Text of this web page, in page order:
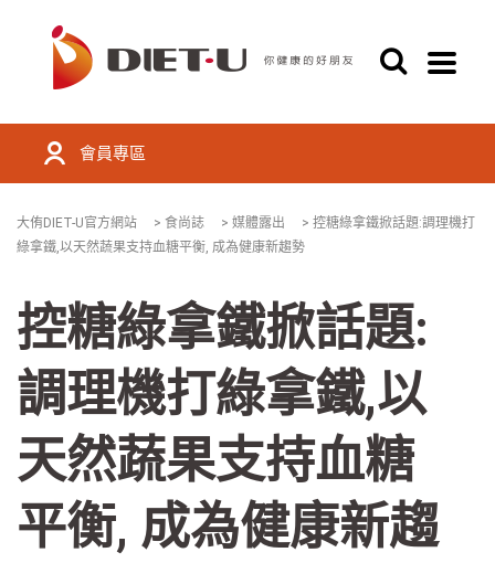
會員專區
大侑DIET-U官方網站 > 食尚誌 > 媒體露出 > 控糖綠拿鐵掀話題:調理機打
綠拿鐵,以天然蔬果支持血糖平衡, 成為健康新趨勢
控糖綠拿鐵掀話題:
調理機打綠拿鐵,以
天然蔬果支持血糖
平衡, 成為健康新趨